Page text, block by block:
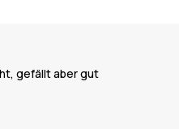
gefällt aber gut